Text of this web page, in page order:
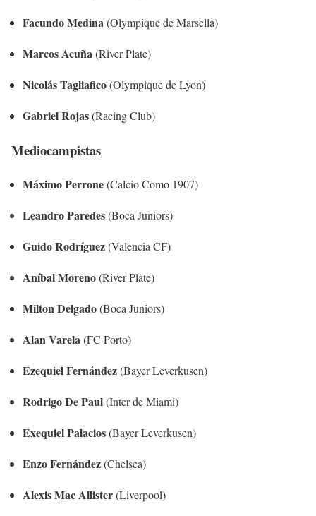
Facundo Medina(Olympique de Marsella)
Marcos Acuña(River Plate)
Nicolás Tagliafico(Olympique de Lyon)
Gabriel Rojas(Racing Club)
Mediocampistas
Máximo Perrone(Calcio Como 1907)
Leandro Paredes(Boca Juniors)
Guido Rodríguez(Valencia CF)
Aníbal Moreno(River Plate)
Milton Delgado(Boca Juniors)
Alan Varela(FC Porto)
Ezequiel Fernández(Bayer Leverkusen)
Rodrigo De Paul(Inter de Miami)
Exequiel Palacios(Bayer Leverkusen)
Enzo Fernández(Chelsea)
Alexis Mac Allister(Liverpool)